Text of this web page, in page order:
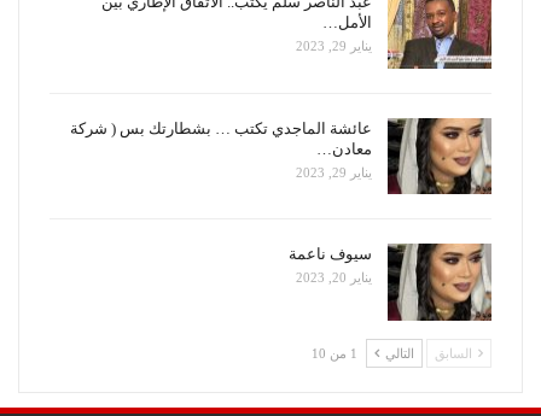
الأمل…
يناير 29, 2023
عائشة الماجدي تكتب … بشطارتك بس ( شركة
معادن…
يناير 29, 2023
سيوف ناعمة
يناير 20, 2023
السابق التالي 1 من 10